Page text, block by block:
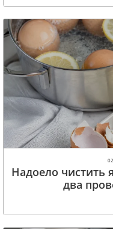
Надоело чистить
два